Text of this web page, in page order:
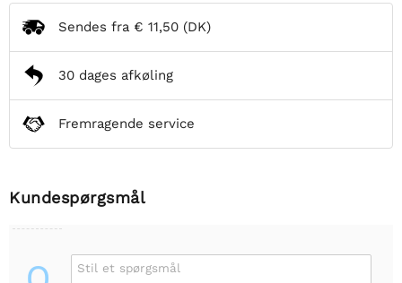
Sendes fra € 11,50 (DK)
30 dages afkøling
Fremragende service
Kundespørgsmål
Stil et spørgsmål